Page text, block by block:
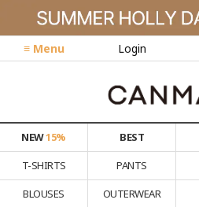
≡ Menu Login
NEW15% BEST
T-SHIRTS
PANTS
BLOUSES
OUTERWEAR